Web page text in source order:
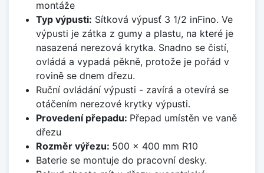
montáže
Typ výpusti: Sítková výpusť 3 1/2 inFino. Ve
výpusti je zátka z gumy a plastu, na které je
nasazená nerezová krytka. Snadno se čistí,
ovládá a vypadá pěkně, protože je pořád v
rovině se dnem dřezu.
Ruční ovládání výpusti - zavírá a otevírá se
otáčením nerezové krytky výpusti.
Provedení přepadu: Přepad umístěn ve vaně
dřezu
Rozměr výřezu: 500 x 400 mm R10
Baterie se montuje do pracovní desky.